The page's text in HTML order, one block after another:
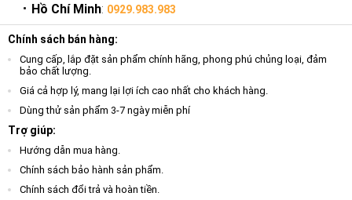
Hồ Chí Minh: 0929.983.983
Chính sách bán hàng:
Cung cấp, lắp đặt sản phẩm chính hãng, phong phú chủng loại, đảm
bảo chất lượng.
Giá cả hợp lý, mang lại lợi ích cao nhất cho khách hàng.
Dùng thử sản phẩm 3-7 ngày miễn phí
Trợ giúp:
Hướng dẫn mua hàng.
Chính sách bảo hành sản phẩm.
Chính sách đổi trả và hoàn tiền.